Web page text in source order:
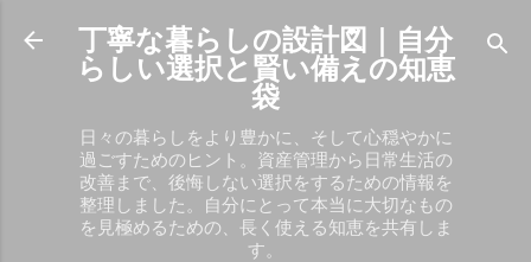
スキップしてメイン コンテンツに移動
丁寧な暮らしの設計図｜自分
らしい選択と賢い備えの知恵
袋
日々の暮らしをより豊かに、そして心穏やかに
過ごすためのヒント。資産管理から日常生活の
改善まで、後悔しない選択をするための情報を
整理しました。自分にとって本当に大切なもの
を見極めるための、長く使える知恵を共有しま
す。